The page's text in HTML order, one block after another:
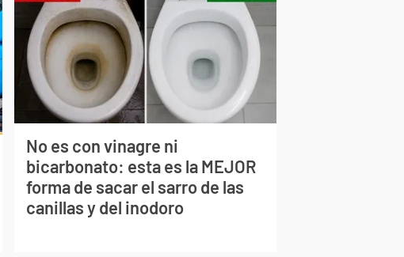
No es con vinagre ni
bicarbonato: esta es la MEJOR
forma de sacar el sarro de las
canillas y del inodoro